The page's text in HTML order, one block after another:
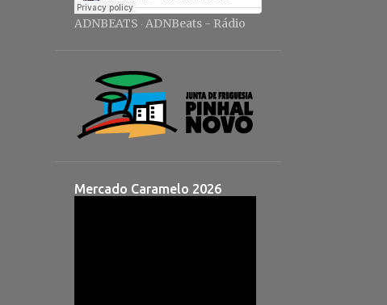
ADNBEATS · ADNBeats - Rádio
Mercado Caramelo 2026